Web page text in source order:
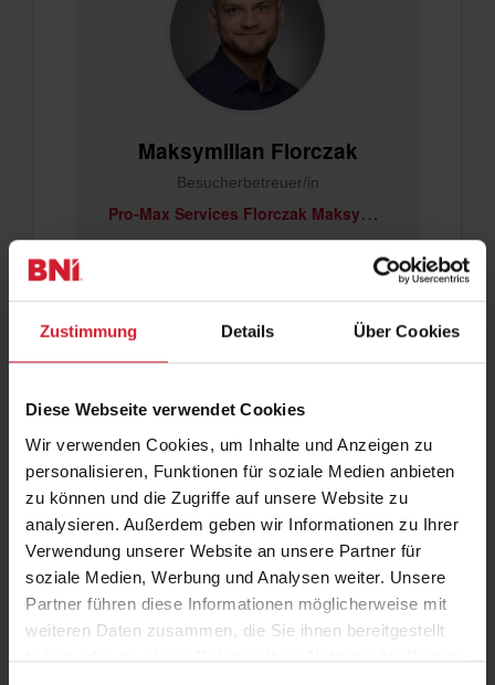
Zustimmung Details Über Cookies
Diese Webseite verwendet Cookies
Wir verwenden Cookies, um Inhalte und Anzeigen zu
personalisieren, Funktionen für soziale Medien anbieten
zu können und die Zugriffe auf unsere Website zu
analysieren. Außerdem geben wir Informationen zu Ihrer
Verwendung unserer Website an unsere Partner für
soziale Medien, Werbung und Analysen weiter. Unsere
Partner führen diese Informationen möglicherweise mit
weiteren Daten zusammen, die Sie ihnen bereitgestellt
haben oder die sie im Rahmen Ihrer Nutzung der Dienste
Maksymilian Florczak
Besucherbetreuer/in
P
ro-Max Services Florczak Maksymilian
Profil ansehen
Olaf Neuhaus
Besucherbetreuer/in
N-FINANCE
Profil ansehen